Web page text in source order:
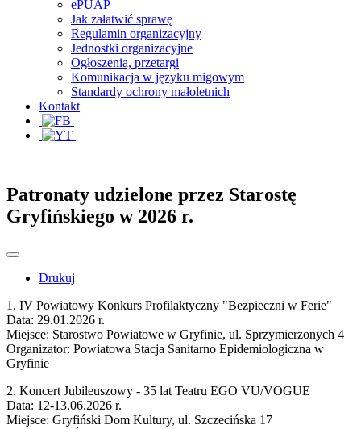
ePUAP
Jak załatwić sprawę
Regulamin organizacyjny
Jednostki organizacyjne
Ogłoszenia, przetargi
Komunikacja w języku migowym
Standardy ochrony małoletnich
Kontakt
Patronaty udzielone przez Starostę
Gryfińskiego w 2026 r.
Drukuj
1. IV Powiatowy Konkurs Profilaktyczny "Bezpieczni w Ferie"
Data: 29.01.2026 r.
Miejsce: Starostwo Powiatowe w Gryfinie, ul. Sprzymierzonych 4
Organizator: Powiatowa Stacja Sanitarno Epidemiologiczna w
Gryfinie
2. Koncert Jubileuszowy - 35 lat Teatru EGO VU/VOGUE
Data: 12-13.06.2026 r.
Miejsce: Gryfiński Dom Kultury, ul. Szczecińska 17